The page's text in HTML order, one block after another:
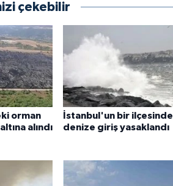
çekebilir
orman
alındı
İstanbul'un bir ilçesinde
denize giriş yasaklandı